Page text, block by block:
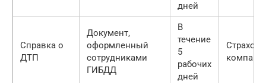
дней
Справка о
ДТП
Документ,
оформленный
сотрудниками
ГИБДД
В
течение
5
рабочих
дней